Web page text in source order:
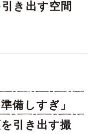
き出す空間
備しすぎ」
引き出す撮